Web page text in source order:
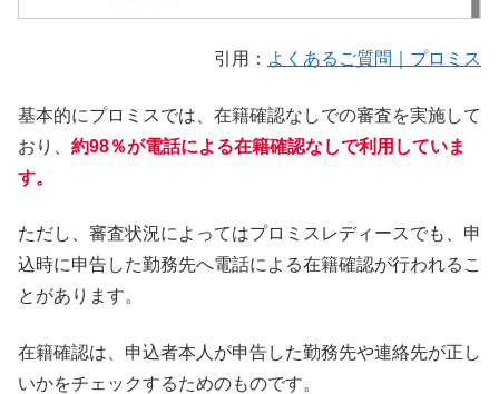
引用： よくあるご質問｜プロミス
基本的にプロミスでは、在籍確認なしでの審査を実施して
おり、 約98％が電話による在籍確認なしで利用していま
す。
ただし、審査状況によってはプロミスレディースでも、申
込時に申告した勤務先へ電話による在籍確認が行われるこ
とがあります。
在籍確認は、申込者本人が申告した勤務先や連絡先が正し
いかをチェックするためのものです。